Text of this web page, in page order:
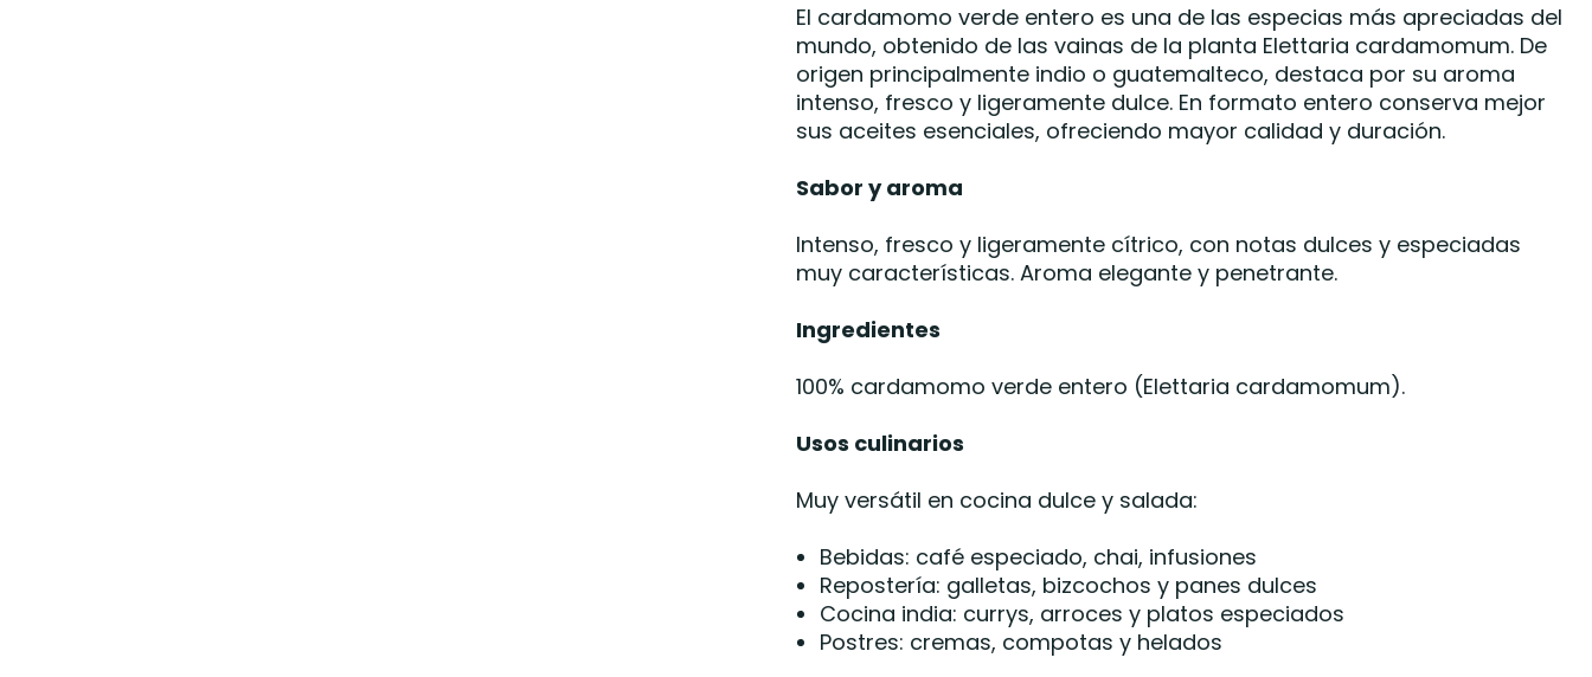
El cardamomo verde entero es una de las especias más apreciadas del
mundo, obtenido de las vainas de la planta Elettaria cardamomum. De
origen principalmente indio o guatemalteco, destaca por su aroma
intenso, fresco y ligeramente dulce. En formato entero conserva mejor
sus aceites esenciales, ofreciendo mayor calidad y duración.
Sabor y aroma
Intenso, fresco y ligeramente cítrico, con notas dulces y especiadas
muy características. Aroma elegante y penetrante.
Ingredientes
100% cardamomo verde entero (Elettaria cardamomum).
Usos culinarios
Muy versátil en cocina dulce y salada:
Bebidas: café especiado, chai, infusiones
Repostería: galletas, bizcochos y panes dulces
Cocina india: currys, arroces y platos especiados
Postres: cremas, compotas y helados